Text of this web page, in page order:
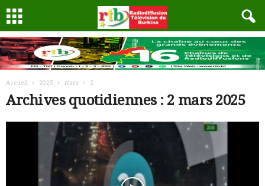
Accueil 2025 mars 2
Archives quotidiennes : 2 mars 2025